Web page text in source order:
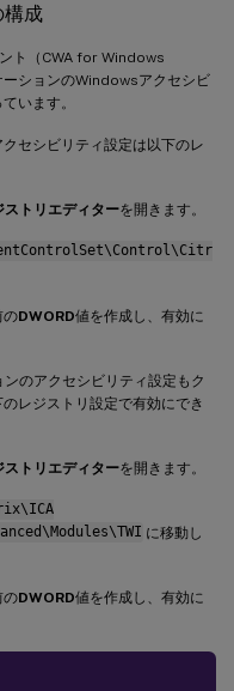
構成
ト（CWA for Windows
ションのWindowsアクセシビ
います。
セシビリティ設定は以下のレ
トリエディターを開きます。
のDWORD値を作成し、有効に
のアクセシビリティ設定もク
レジストリ設定で有効にでき
トリエディターを開きます。
に移動し
のDWORD値を作成し、有効に